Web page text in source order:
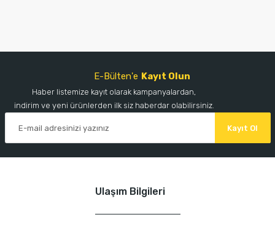
E-Bülten'e Kayıt Olun
Haber listemize kayıt olarak kampanyalardan,
indirim ve yeni ürünlerden ilk siz haberdar olabilirsiniz.
Kayıt Ol
Ulaşım Bilgileri